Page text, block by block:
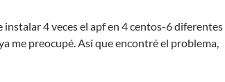
instalar 4 veces el apf en 4 centos-6 diferentes
me preocupé. Así que encontré el problema,